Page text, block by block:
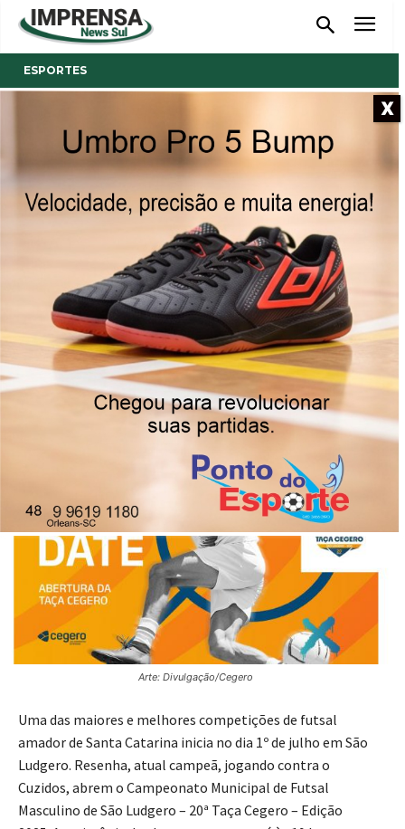
ESPORTES
Resenha x Cuzidos fazem a
abertura da 20ª Taça Cegero
no dia 1º de julho
Reinaldo Coan
Arte: Divulgação/Cegero
Uma das maiores e melhores competições de futsal
amador de Santa Catarina inicia no dia 1º de julho em São
Ludgero. Resenha, atual campeã, jogando contra o
Cuzidos, abrem o Campeonato Municipal de Futsal
Masculino de São Ludgero – 20ª Taça Cegero – Edição
X